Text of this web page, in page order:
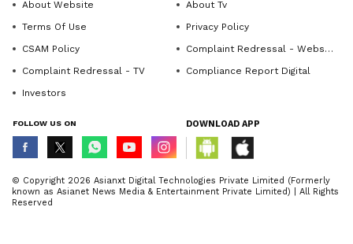
About Website
About Tv
Terms Of Use
Privacy Policy
CSAM Policy
Complaint Redressal - Website
Complaint Redressal - TV
Compliance Report Digital
Investors
FOLLOW US ON DOWNLOAD APP
© Copyright 2026 Asianxt Digital Technologies Private Limited (Formerly
known as Asianet News Media & Entertainment Private Limited) | All Rights
Reserved